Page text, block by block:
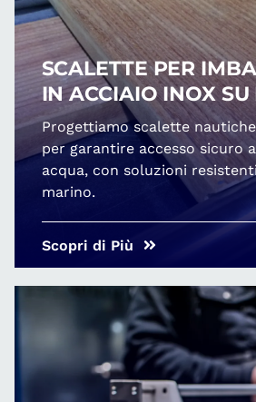
SCALETTE PER
IN ACCIAIO INOX SU
Progettiamo scalette
per garantire accesso sicuro
acqua, con soluzioni
marino.
Scopri di Più